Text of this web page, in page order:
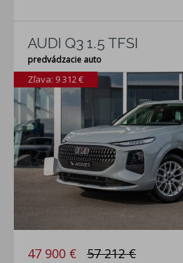
AUDI Q3 1.5 TFSI
predvádzacie auto
Zľava: 9 312 €
47 900 € 57 212 €